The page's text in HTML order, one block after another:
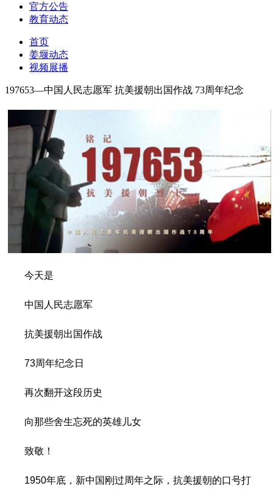
官方公告
教育动态
首页
姜堰动态
视频展播
197653—中国人民志愿军 抗美援朝出国作战 73周年纪念
今天是
中国人民志愿军
抗美援朝出国作战
73周年纪念日
再次翻开这段历史
向那些舍生忘死的英雄儿女
致敬！
1950年底，新中国刚过周年之际，抗美援朝的口号打